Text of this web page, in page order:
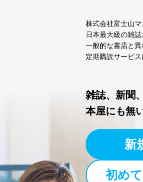
個
当
苦
貴
適
株式会社富士山マ
日本最大級の雑誌
一般的な書店と異
定期購読サービス
雑誌、新聞
本屋にも無
新
初め